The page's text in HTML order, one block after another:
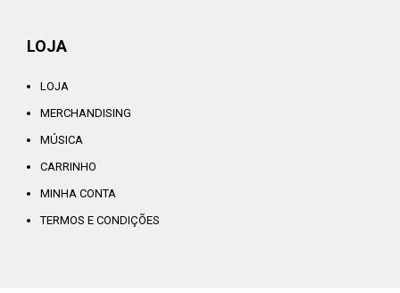
LOJA
LOJA
MERCHANDISING
MÚSICA
CARRINHO
MINHA CONTA
TERMOS E CONDIÇÕES